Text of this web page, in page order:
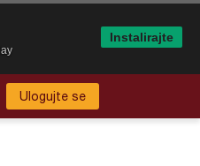
Ulogujte se
Instalirajte